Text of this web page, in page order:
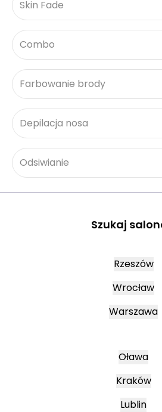
Skin Fade
Combo
Farbowanie brody
Depilacja nosa
Odsiwianie
Szukaj
Rzeszów
Wrocław
Warszawa
Oława
Kraków
Lublin